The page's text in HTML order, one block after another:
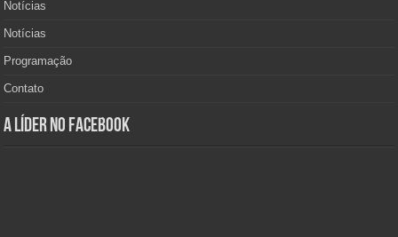
Notícias
Notícias
Programação
Contato
A Líder no Facebook